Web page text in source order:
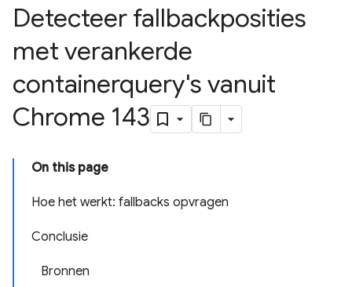
Detecteer fallbackposities
met verankerde
containerquery's vanuit
Chrome 143
On this page
Hoe het werkt: fallbacks opvragen
Conclusie
Bronnen